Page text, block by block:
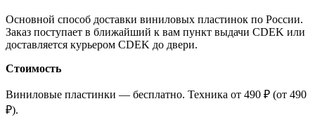
Основной способ доставки виниловых пластинок по России.
Заказ поступает в ближайший к вам пункт выдачи CDEK или
доставляется курьером CDEK до двери.
Стоимость
Виниловые пластинки — бесплатно. Техника от 490 ₽ (от 490
₽).